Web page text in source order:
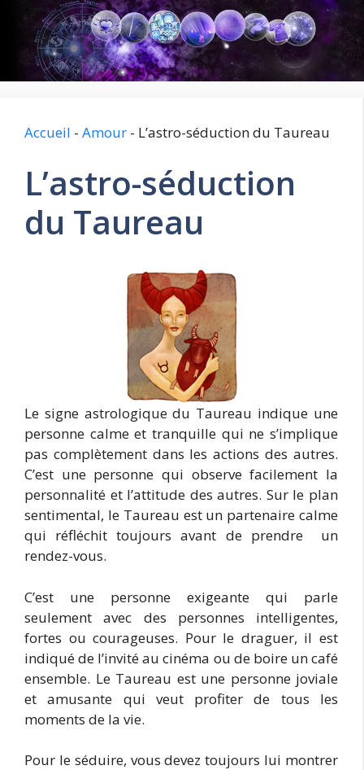
contenu
Accueil - Amour - L’astro-séduction du Taureau
L’astro-séduction
du Taureau
Le signe astrologique du Taureau indique une
personne calme et tranquille qui ne s’implique
pas complètement dans les actions des autres.
C’est une personne qui observe facilement la
personnalité et l’attitude des autres. Sur le plan
sentimental, le Taureau est un partenaire calme
qui réfléchit toujours avant de prendre un
rendez-vous.
C’est une personne exigeante qui parle
seulement avec des personnes intelligentes,
fortes ou courageuses. Pour le draguer, il est
indiqué de l’invité au cinéma ou de boire un café
ensemble. Le Taureau est une personne joviale
et amusante qui veut profiter de tous les
moments de la vie.
Pour le séduire, vous devez toujours lui montrer